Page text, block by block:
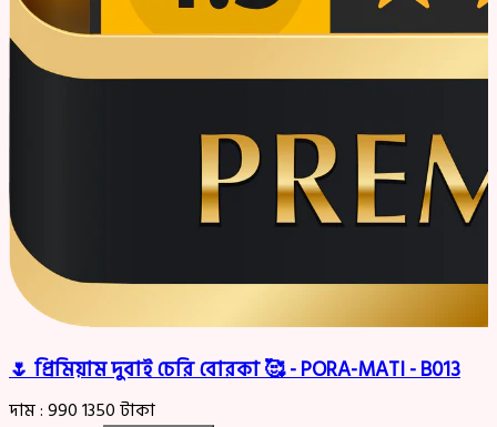
🌷 প্রিমিয়াম দুবাই চেরি বোরকা 🥰 - PORA-MATI - B013
দাম :9901350টাকা